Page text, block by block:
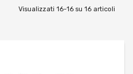
Visualizzati 16-16 su 16 articoli